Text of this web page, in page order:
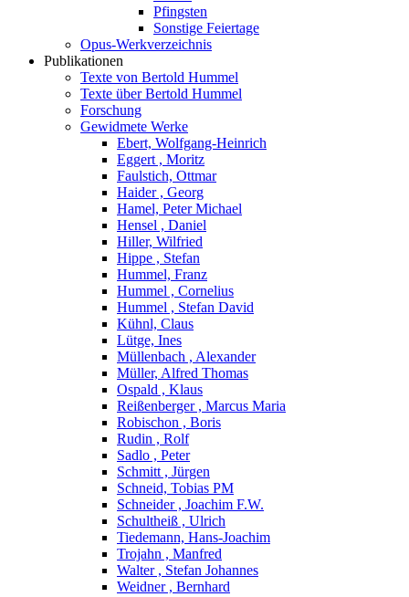
Pfingsten
Sonstige Feiertage
Opus-Werkverzeichnis
Publikationen
Texte von Bertold Hummel
Texte über Bertold Hummel
Forschung
Gewidmete Werke
Ebert, Wolfgang-Heinrich
Eggert , Moritz
Faulstich, Ottmar
Haider , Georg
Hamel, Peter Michael
Hensel , Daniel
Hiller, Wilfried
Hippe , Stefan
Hummel, Franz
Hummel , Cornelius
Hummel , Stefan David
Kühnl, Claus
Lütge, Ines
Müllenbach , Alexander
Müller, Alfred Thomas
Ospald , Klaus
Reißenberger , Marcus Maria
Robischon , Boris
Rudin , Rolf
Sadlo , Peter
Schmitt , Jürgen
Schneid, Tobias PM
Schneider , Joachim F.W.
Schultheiß , Ulrich
Tiedemann, Hans-Joachim
Trojahn , Manfred
Walter , Stefan Johannes
Weidner , Bernhard